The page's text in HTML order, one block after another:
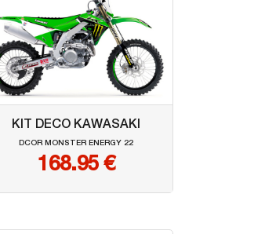
KIT DECO KAWASAKI
DCOR MONSTER ENERGY 22
168.95 €